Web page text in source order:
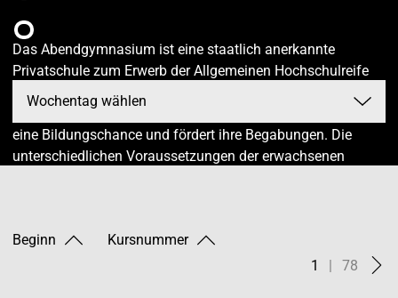
Das Abendgymnasium ist eine staatlich anerkannte
Privatschule zum Erwerb der Allgemeinen Hochschulreife
(Abitur). 1979 gegründet, eröffnet die Schule Menschen in
ganz unterschiedlichen Lebensphasen und Lebenswelten
eine Bildungschance und fördert ihre Begabungen. Die
unterschiedlichen Voraussetzungen der erwachsenen
Beginn
Kursnummer
1
78